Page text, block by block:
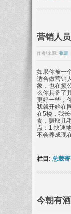
营销人
作者/来源: 张晨
如果你被一
适合做营销
象，也在损
么你具备了
更好一些，
我就开始在
在5楼，我
食，赚取几
点：1.快速
不会养成现
栏目: 总裁
今朝有